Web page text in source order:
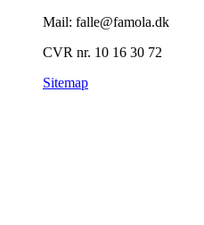
Mail: falle@famola.dk
CVR nr. 10 16 30 72
Sitemap